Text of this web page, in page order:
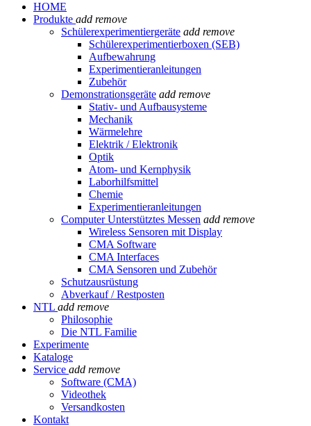
HOME
Produkte add remove
Schülerexperimentiergeräte add remove
Schülerexperimentierboxen (SEB)
Aufbewahrung
Experimentieranleitungen
Zubehör
Demonstrationsgeräte add remove
Stativ- und Aufbausysteme
Mechanik
Wärmelehre
Elektrik / Elektronik
Optik
Atom- und Kernphysik
Laborhilfsmittel
Chemie
Experimentieranleitungen
Computer Unterstütztes Messen add remove
Wireless Sensoren mit Display
CMA Software
CMA Interfaces
CMA Sensoren und Zubehör
Schutzausrüstung
Abverkauf / Restposten
NTL add remove
Philosophie
Die NTL Familie
Experimente
Kataloge
Service add remove
Software (CMA)
Videothek
Versandkosten
Kontakt